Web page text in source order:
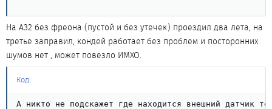
На А32 без фреона (пустой и без утечек) проездил два лета, на
третье заправил, кондей работает без проблем и посторонних
шумов нет , может повезло ИМХО.
Код:
А никто не подскажет где находится внешний датчик